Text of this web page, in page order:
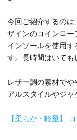
今回ご紹介するのは
ザインのコインロー
インソールを使用す
す。長時間はいても
レザー調の素材で
アルスタイルやジ
【柔らか・軽量】